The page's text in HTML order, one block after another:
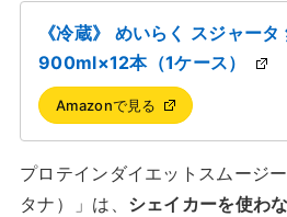
《冷蔵》 めいらく スジャー
900ml×12本（1ケース）
Amazonで見る
プロテインダイエットスムージ
タナ）
」は、 シェイカーを使わ